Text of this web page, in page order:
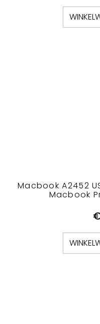
Macbook A2452
Macbook